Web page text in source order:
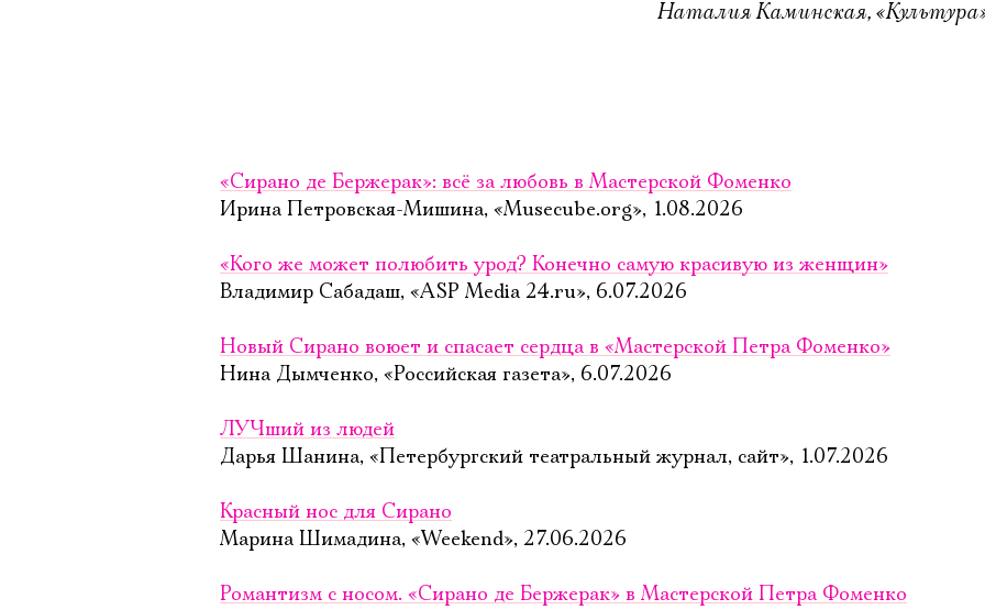
Наталия Каминская,
«Сирано де Бержерак»: всё за любовь в Мастерской Фоменко
Ирина Петровская-Мишина, «Musecube.org», 1.08.2026
«Кого же может полюбить урод? Конечно самую красивую из женщин»
Владимир Сабадаш, «ASP Media 24.ru», 6.07.2026
Новый Сирано воюет и спасает сердца в «Мастерской Петра Фоменко»
Нина Дымченко, «Российская газета», 6.07.2026
ЛУЧший из людей
Дарья Шанина, «Петербургский театральный журнал, сайт», 1.07.2026
Красный нос для Сирано
Марина Шимадина, «Weekend», 27.06.2026
Романтизм с носом. «Сирано де Бержерак» в Мастерской Петра Фоменко